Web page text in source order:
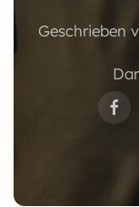
Geschrieben